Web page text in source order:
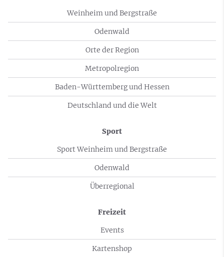
Weinheim und Bergstraße
Odenwald
Orte der Region
Metropolregion
Baden-Württemberg und Hessen
Deutschland und die Welt
Sport
Sport Weinheim und Bergstraße
Odenwald
Überregional
Freizeit
Events
Kartenshop